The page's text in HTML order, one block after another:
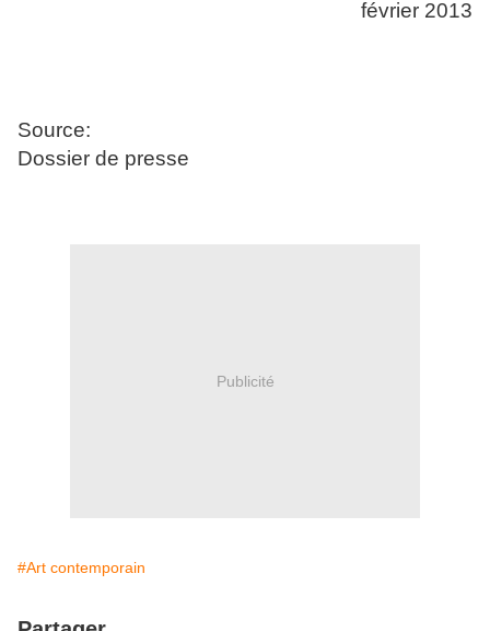
février 2013
Source:
Dossier de presse
Publicité
#Art contemporain